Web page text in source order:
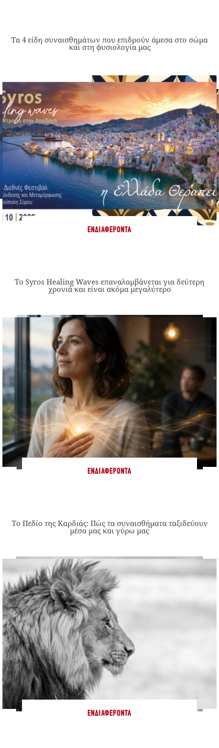
Τα 4 είδη συναισθημάτων που επιδρούν άμεσα στο σώμα
και στη φυσιολογία μας
ΕΝΔΙΑΦΈΡΟΝΤΑ
Το Syros Healing Waves επαναλαμβάνεται για δεύτερη
χρονιά και είναι ακόμα μεγαλύτερο
ΕΝΔΙΑΦΈΡΟΝΤΑ
Το Πεδίο της Καρδιάς: Πώς τα συναισθήματα ταξιδεύουν
μέσα μας και γύρω μας
ΕΝΔΙΑΦΈΡΟΝΤΑ